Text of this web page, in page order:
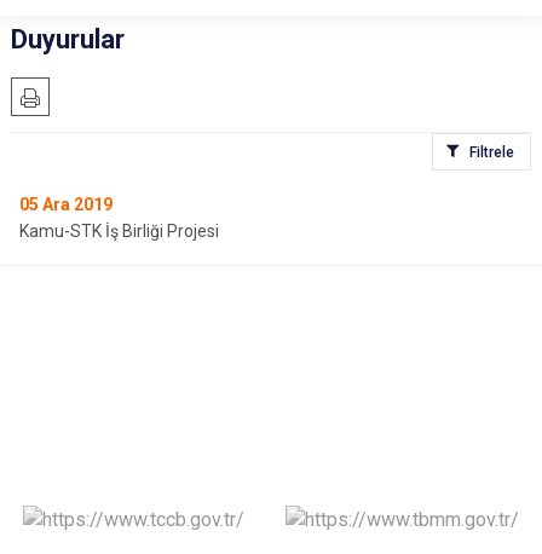
Duyurular
Filtrele
05 Ara 2019
Kamu-STK İş Birliği Projesi